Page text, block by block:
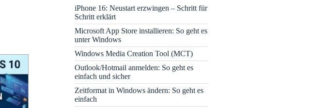
iPhone 16: Neustart erzwingen – Schritt für
Schritt erklärt
Microsoft App Store installieren: So geht es
unter Windows
Windows Media Creation Tool (MCT)
Outlook/Hotmail anmelden: So geht es
einfach und sicher
Zeitformat in Windows ändern: So geht es
einfach